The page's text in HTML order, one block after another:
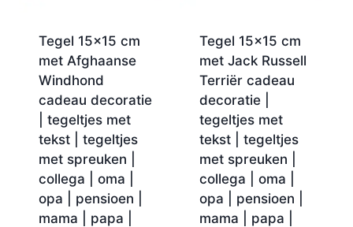
Tegel 15×15 cm
met Afghaanse
Windhond
cadeau decoratie
| tegeltjes met
tekst | tegeltjes
met spreuken |
collega | oma |
opa | pensioen |
mama | papa |
Tegel 15×15 cm
met Jack Russell
Terriër cadeau
decoratie |
tegeltjes met
tekst | tegeltjes
met spreuken |
collega | oma |
opa | pensioen |
mama | papa |